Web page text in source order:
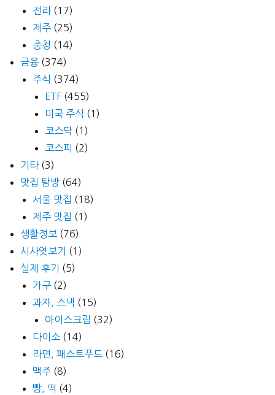
전라(17)
제주 (25)
충청 (14)
금융 (374)
주식 (374)
ETF (455)
미국 주식 (1)
코스닥 (1)
코스피 (2)
기타(3)
맛집 탐방 (64)
서울 맛집 (18)
제주 맛집 (1)
생활정보 (76)
시사엿보기
(1)
실제 후기
(5)
가구 (2)
과자, 스낵 (15)
아이스크림 (32)
다이소 (14)
라면, 패스트푸드 (16)
맥주 (8)
빵, 떡 (4)